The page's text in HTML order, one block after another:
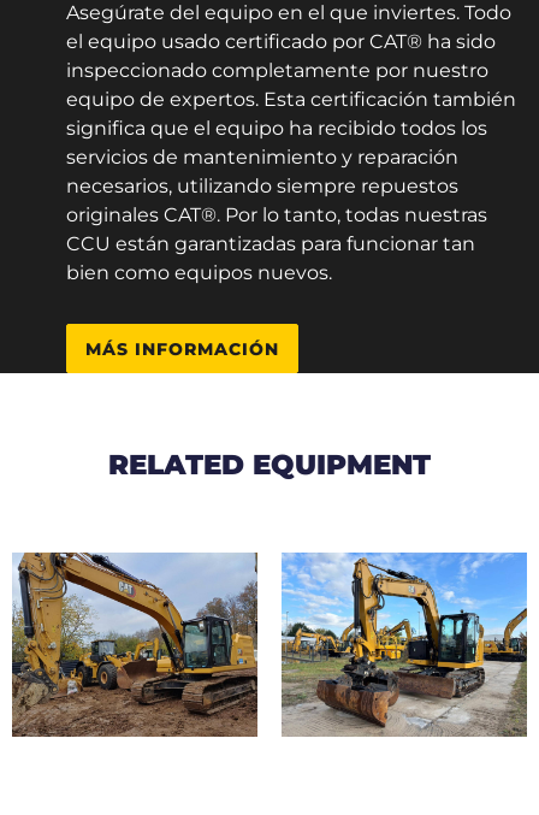
Asegúrate del equipo en el que inviertes. Todo
el equipo usado certificado por CAT® ha sido
inspeccionado completamente por nuestro
equipo de expertos. Esta certificación también
significa que el equipo ha recibido todos los
servicios de mantenimiento y reparación
necesarios, utilizando siempre repuestos
originales CAT®. Por lo tanto, todas nuestras
CCU están garantizadas para funcionar tan
bien como equipos nuevos.
MÁS INFORMACIÓN
RELATED EQUIPMENT